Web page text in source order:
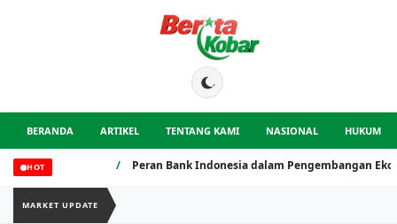
BERANDA ARTIKEL TENTANG KAMI NASIONAL HUKUM
HOT Peran Bank Indonesia dalam Pengembangan
MARKET UPDATE